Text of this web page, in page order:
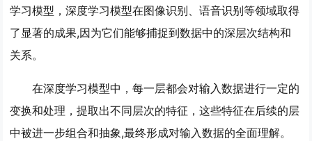
学习模型，深度学习模型在图像识别、语音识别等领域取得
了显著的成果,因为它们能够捕捉到数据中的深层次结构和
关系。
在深度学习模型中，每一层都会对输入数据进行一定的
变换和处理，提取出不同层次的特征，这些特征在后续的层
中被进一步组合和抽象,最终形成对输入数据的全面理解。